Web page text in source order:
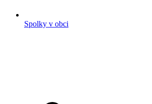
Spolky v obci